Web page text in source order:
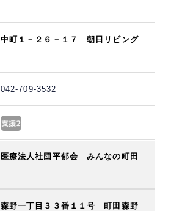
中町１－２６－１７ 朝日リビング
042-709-3532
医療法人社団平郁会 みんなの町田
森野一丁目３３番１１号 町田森野